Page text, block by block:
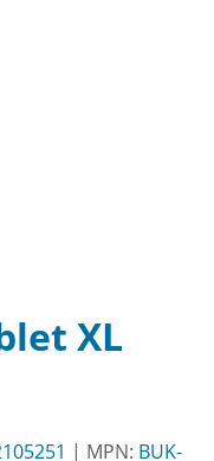
XL
| MPN: BUK-